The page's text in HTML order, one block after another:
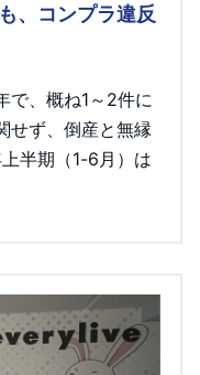
、コンプラ違反
で、概ね1～2件に
せず、倒産と無縁
半期（1-6月）は